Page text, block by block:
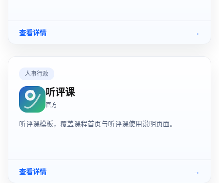
查看详情 →
人事行政
听评课
官方
听评课模板，覆盖课程首页与听评课使用说明页面。
查看详情 →